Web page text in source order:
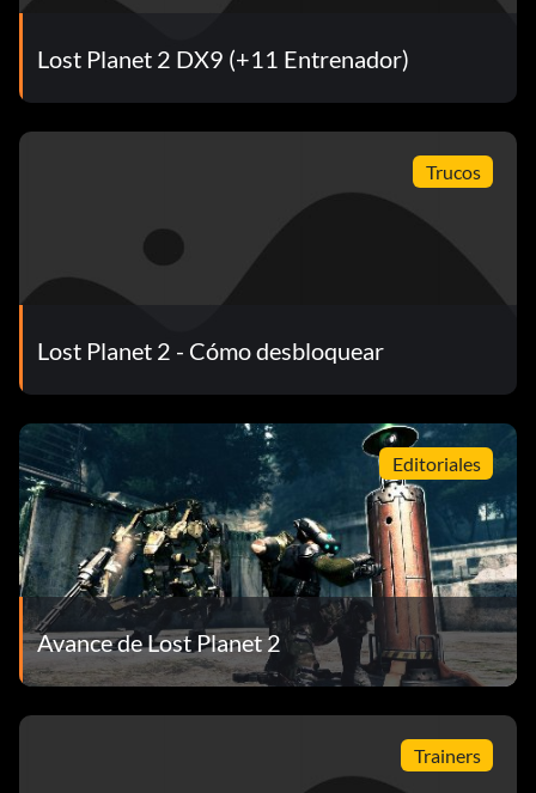
Lost Planet 2 DX9 (+11 Entrenador)
Trucos
Lost Planet 2 - Cómo desbloquear
Editoriales
Avance de Lost Planet 2
Trainers